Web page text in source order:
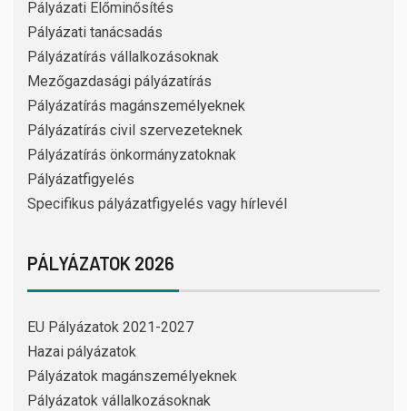
Pályázati Előminősítés
Pályázati tanácsadás
Pályázatírás vállalkozásoknak
Mezőgazdasági pályázatírás
Pályázatírás magánszemélyeknek
Pályázatírás civil szervezeteknek
Pályázatírás önkormányzatoknak
Pályázatfigyelés
Specifikus pályázatfigyelés vagy hírlevél
PÁLYÁZATOK 2026
EU Pályázatok 2021-2027
Hazai pályázatok
Pályázatok magánszemélyeknek
Pályázatok vállalkozásoknak